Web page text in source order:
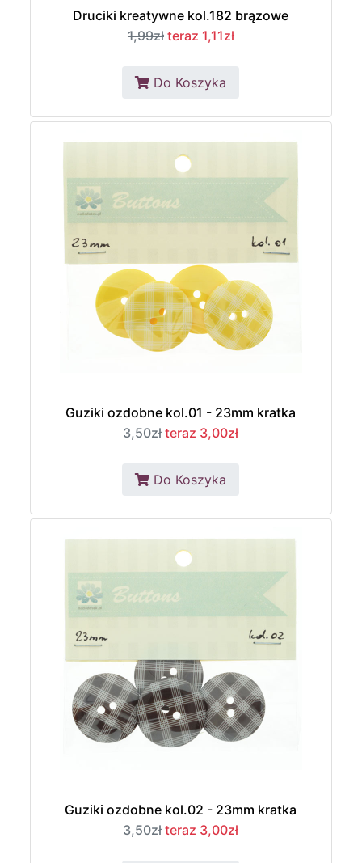
Druciki kreatywne kol.182 brązowe
1,99zł teraz 1,11zł
Do Koszyka
Guziki ozdobne kol.01 - 23mm kratka
3,50zł teraz 3,00zł
Do Koszyka
Guziki ozdobne kol.02 - 23mm kratka
3,50zł teraz 3,00zł